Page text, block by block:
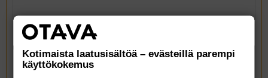
Kotimaista laatusisältöä – evästeillä parempi
käyttökokemus